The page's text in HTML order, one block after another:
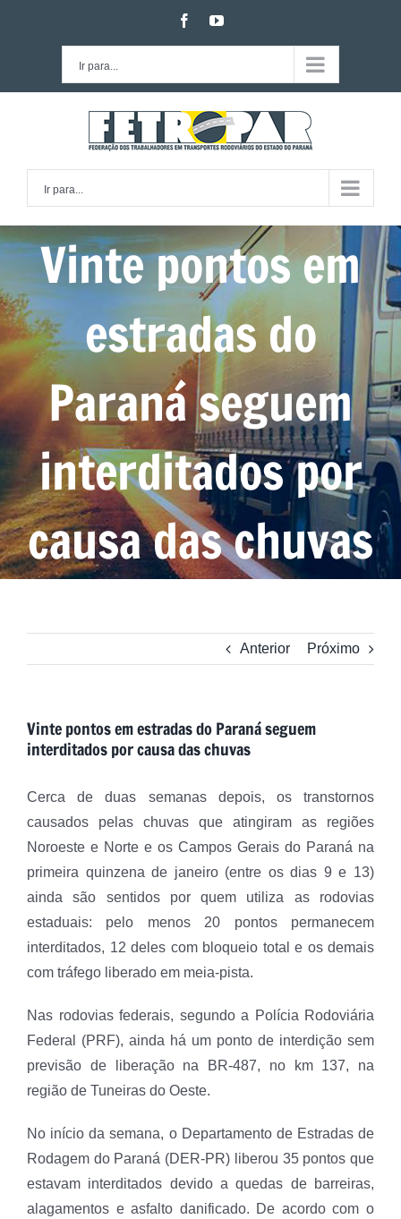
facebookyoutube
Ir para...
Ir para...
Vinte pontos em
estradas do
Paraná seguem
interditados por
causa das chuvas
Anterior Próximo
Vinte pontos em estradas do Paraná seguem
interditados por causa das chuvas
Cerca de duas semanas depois, os transtornos
causados pelas chuvas que atingiram as regiões
Noroeste e Norte e os Campos Gerais do Paraná na
primeira quinzena de janeiro (entre os dias 9 e 13)
ainda são sentidos por quem utiliza as rodovias
estaduais: pelo menos 20 pontos permanecem
interditados, 12 deles com bloqueio total e os demais
com tráfego liberado em meia-pista.
Nas rodovias federais, segundo a Polícia Rodoviária
Federal (PRF), ainda há um ponto de interdição sem
previsão de liberação na BR-487, no km 137, na
região de Tuneiras do Oeste.
No início da semana, o Departamento de Estradas de
Rodagem do Paraná (DER-PR) liberou 35 pontos que
estavam interditados devido a quedas de barreiras,
alagamentos e asfalto danificado. De acordo com o